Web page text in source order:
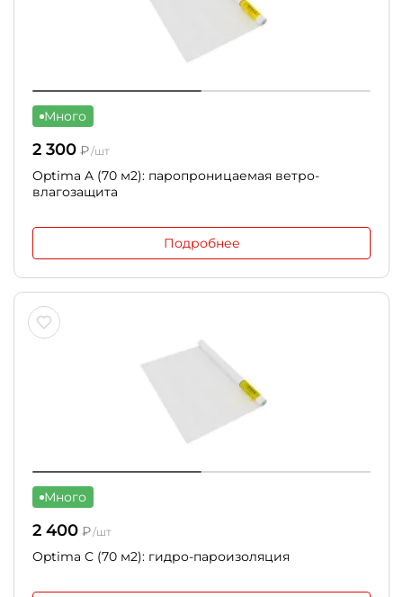
Много
2 300 ₽/шт
Optima A (70 м2): паропроницаемая ветро-
влагозащита
Подробнее
Много
2 400 ₽/шт
Optima C (70 м2): гидро-пароизоляция